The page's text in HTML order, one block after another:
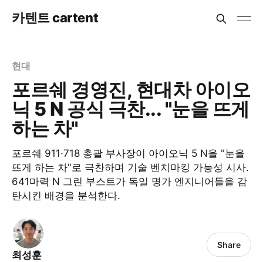
카텐트 cartent
현대
포르쉐 경영진, 현대차 아이오
닉 5 N 공식 극찬... "눈을 뜨게
하는 차"
포르쉐 911·718 총괄 부사장이 아이오닉 5 N을 "눈을
뜨게 하는 차"로 극찬하며 기술 벤치마킹 가능성 시사.
641마력 N 그린 부스트가 독일 명가 엔지니어들을 감
탄시킨 배경을 분석한다.
최성훈
Share